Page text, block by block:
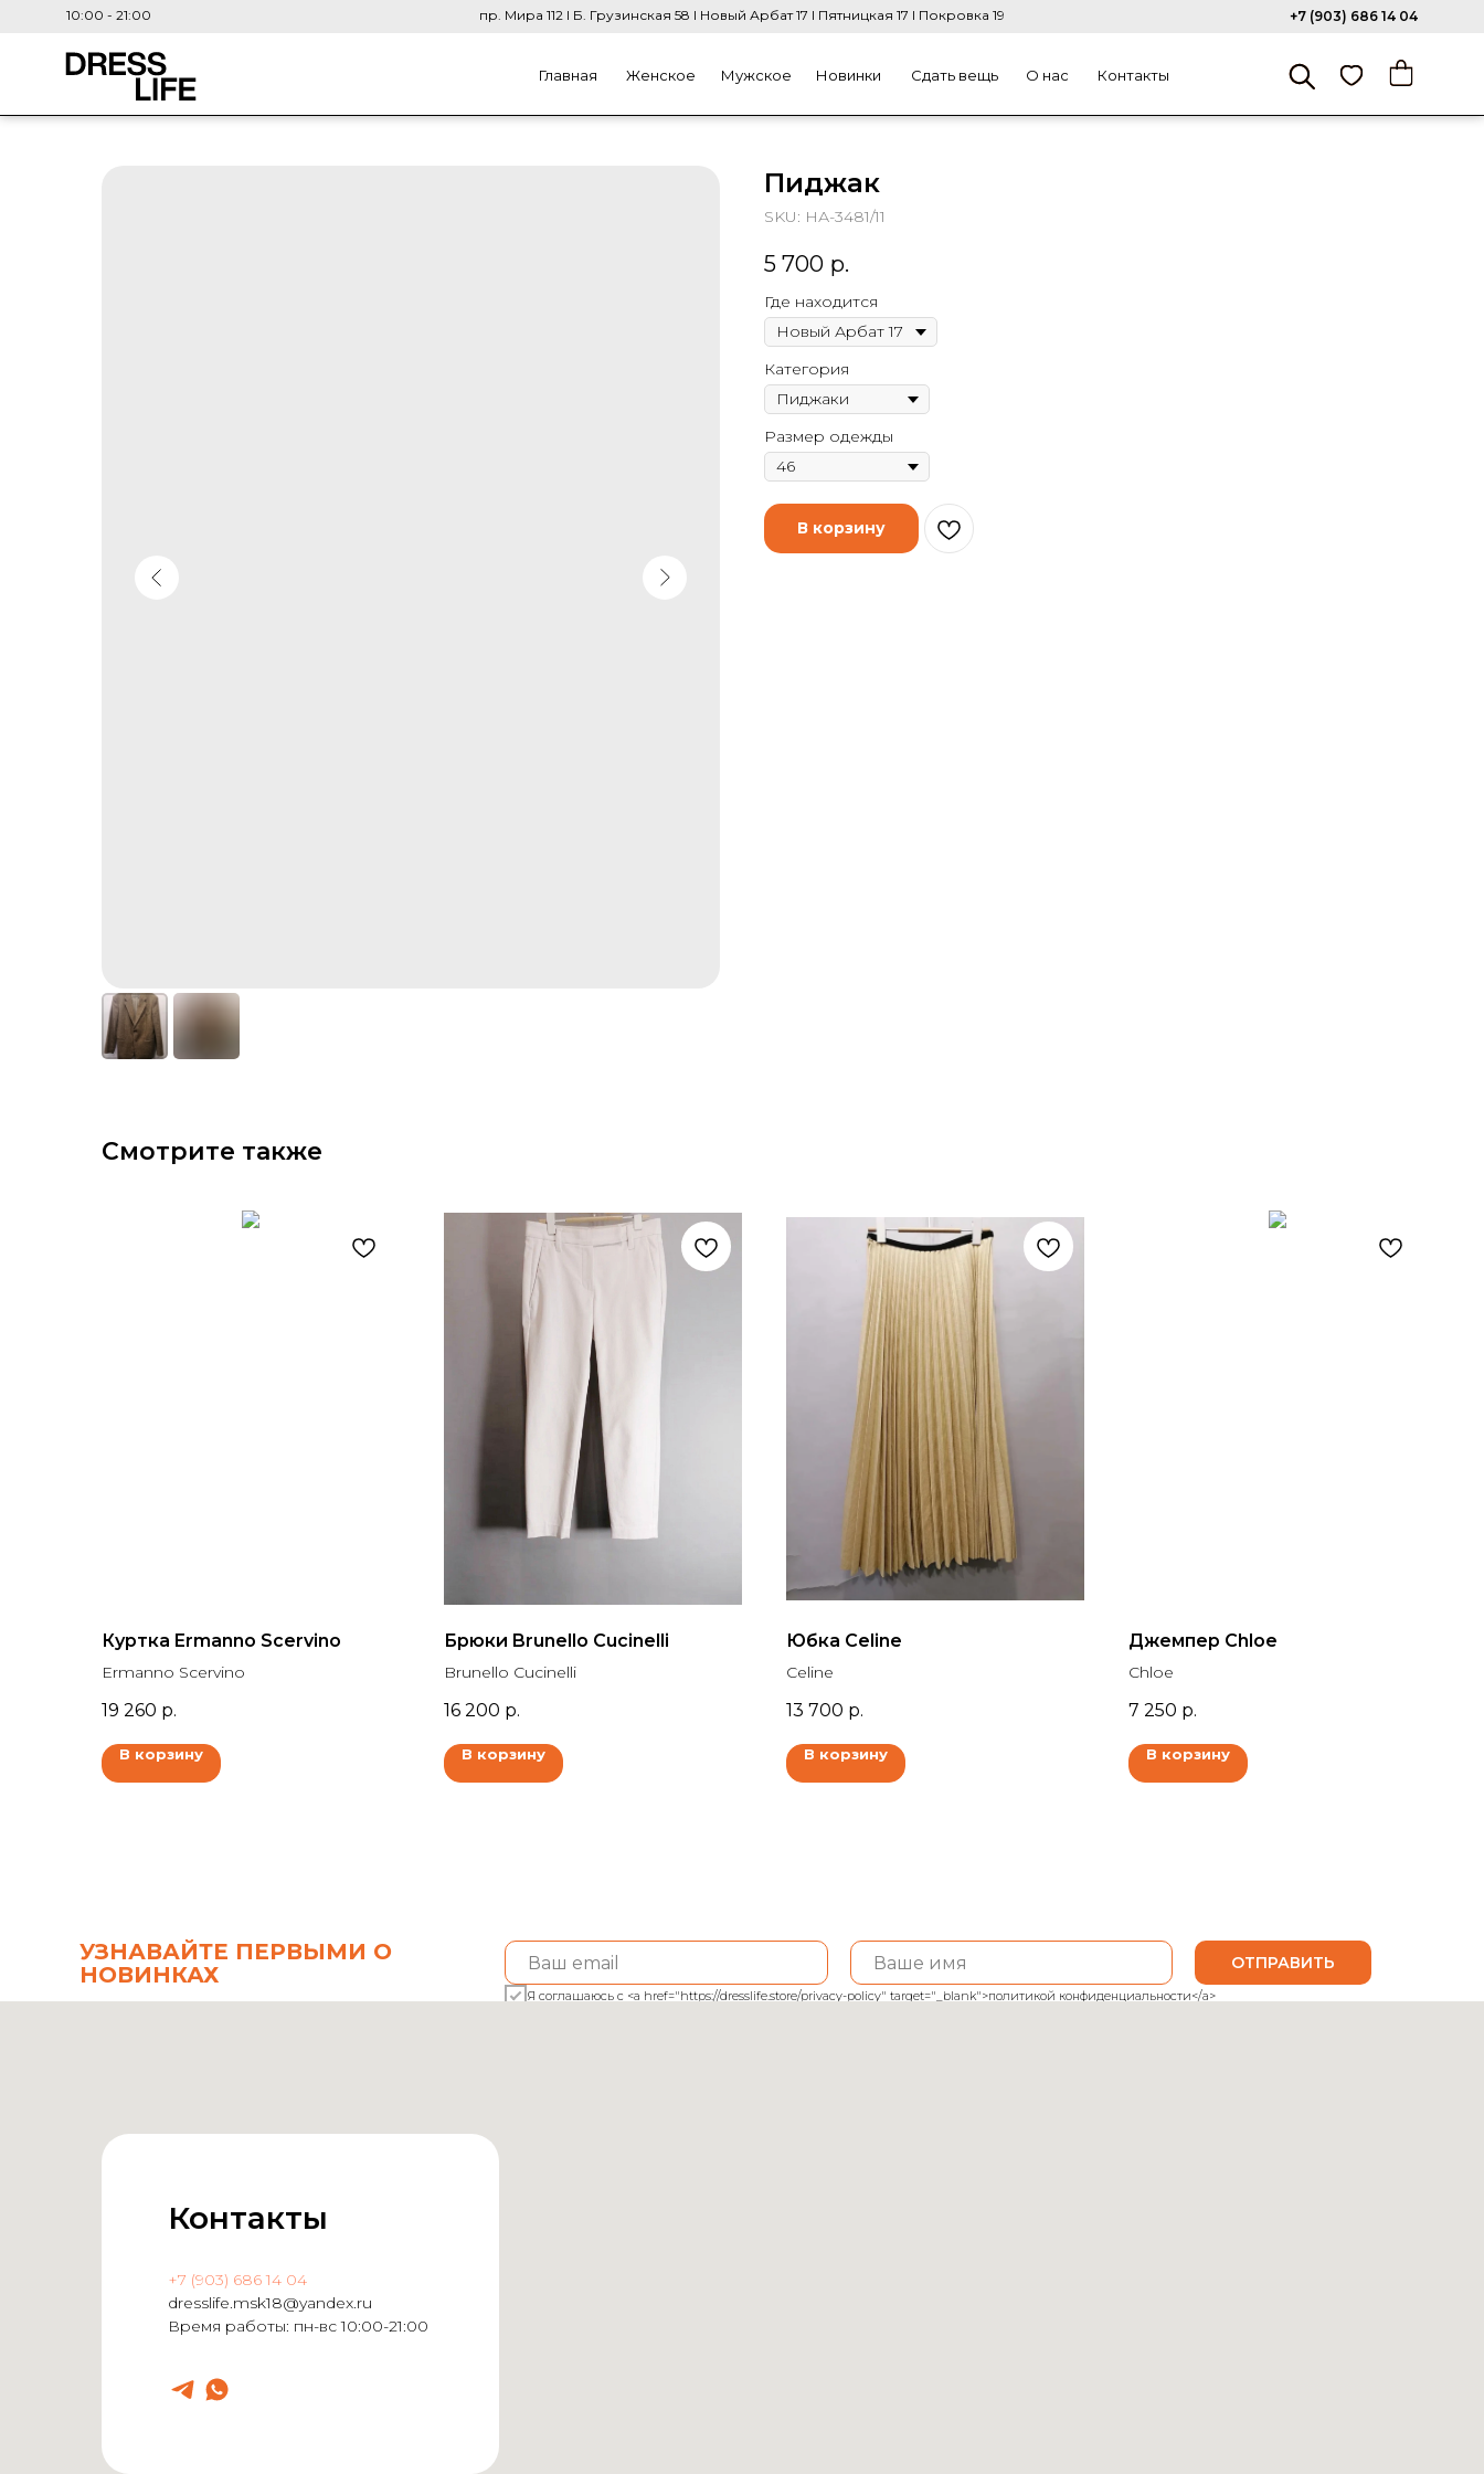
Главная Женское Мужское Новинки Сдать вещь О нас Контакты
10:00 - 21:00 пр. Мира 112 I Б. Грузинская 58 I Новый Арбат 17 I Пятницкая 17 I Покровка 19 +7 (903) 686 14 04
Пиджак
SKU: НА-3481/11
5 700 р.
Где находится
Категория
Размер одежды
В корзину
Смотрите также
Куртка Ermanno Scervino
Ermanno Scervino
19 260 р.
В корзину
Брюки Brunello Cucinelli
Brunello Cucinelli
16 200 р.
В корзину
Юбка Celine
Celine
13 700 р.
В корзину
Джемпер Chloe
Chloe
7 250 р.
В корзину
Я соглашаюсь с <a href="https://dresslife.store/privacy-policy" target="_blank">политикой конфиденциальности</a>
ОТПРАВИТЬ
УЗНАВАЙТЕ ПЕРВЫМИ О
НОВИНКАХ
Контакты
+7 (903) 686 14 04
dresslife.msk18@yandex.ru
Время работы: пн-вс 10:00-21:00